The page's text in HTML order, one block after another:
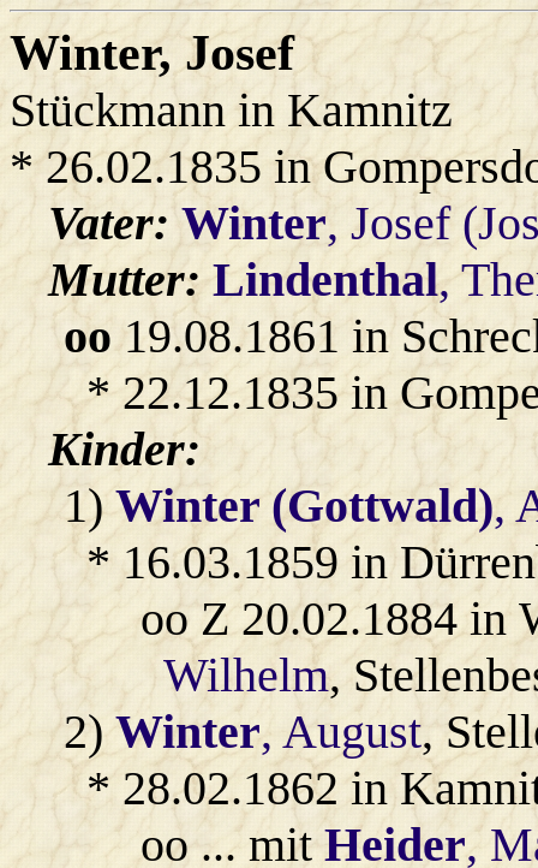
Winter, Josef
Stückmann in Kamnitz
* 26.02.1835 in
Vater:Winter, Josef
Mutter:Lindenthal,
oo19.08.1861 in
* 22.12.1835 in
Kinder:
1)Winter (Gottwald),
* 16.03.1859 in
oo Z 20.02.1884
Wilhelm,
2)Winter, August,
* 28.02.1862 in
oo ... mitHeider,